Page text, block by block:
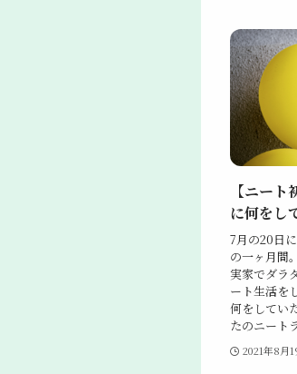
【ニー
に何をし
7月の20日
の一ヶ月間
実家でダラ
ート生活を
何をしてい
たのニート
2021年8月